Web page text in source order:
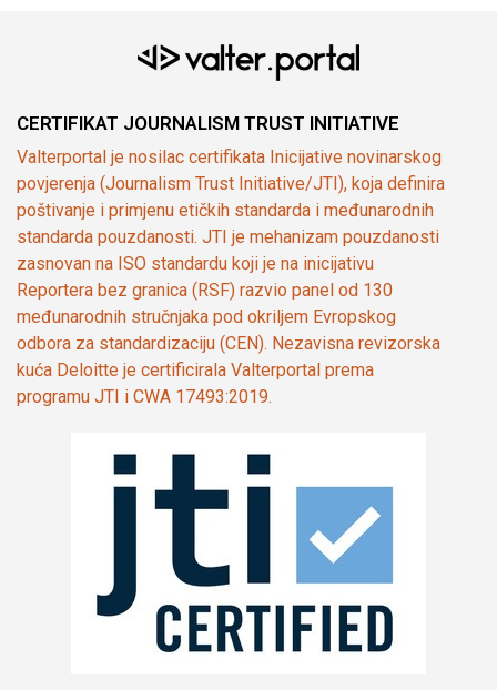
CERTIFIKAT JOURNALISM TRUST INITIATIVE
Valterportal je nosilac certifikata Inicijative novinarskog
povjerenja (Journalism Trust Initiative/JTI), koja definira
poštivanje i primjenu etičkih standarda i međunarodnih
standarda pouzdanosti. JTI je mehanizam pouzdanosti
zasnovan na ISO standardu koji je na inicijativu
Reportera bez granica (RSF) razvio panel od 130
međunarodnih stručnjaka pod okriljem Evropskog
odbora za standardizaciju (CEN). Nezavisna revizorska
kuća Deloitte je certificirala Valterportal prema
programu JTI i CWA 17493:2019.